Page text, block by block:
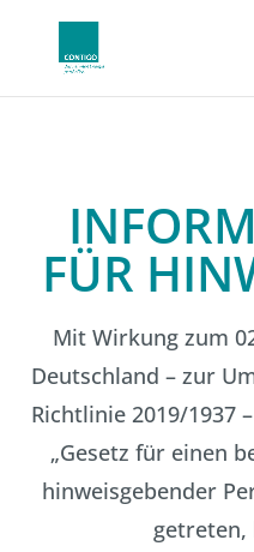
FÜR
Mit Wirkung zum
Deutschland – zur
Richtlinie 2019/1937
„Gesetz für einen
hinweisgebender
getreten,